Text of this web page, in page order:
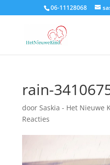
06-11128068
rain-
door Saskia - Het Nieuwe
Reacties